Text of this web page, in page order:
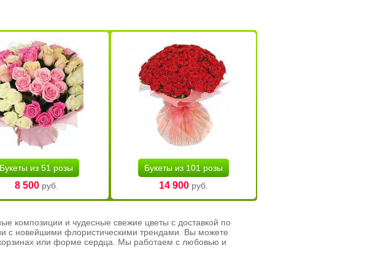
Букеты из 51 розы
8 500руб.
Букеты из 101 розы
14 900руб.
композиции и чудесные свежие цветы с доставкой по
с новейшими флористическими трендами. Вы можете
корзинах или форме сердца. Мы работаем с любовью и